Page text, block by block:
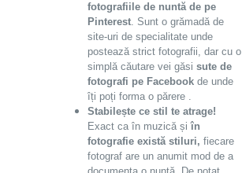
fotografiile de nuntă de pe
Pinterest. Sunt o grămadă de
site-uri de specialitate unde
postează strict fotografii, dar cu o
simplă căutare vei găsi sute de
fotografi pe Facebook de unde
îți poți forma o părere .
Stabilește ce stil te atrage!
Exact ca în muzică șiîn
fotografie există stiluri, fiecare
fotograf are un anumit mod de a